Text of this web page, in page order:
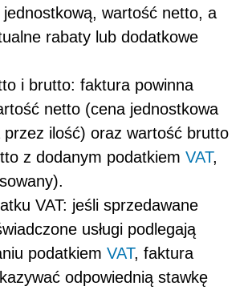
wartość netto, a
rabaty lub dodatkowe
i brutto: faktura powinna
netto (cena jednostkowa
przez ilość) oraz wartość brutto
z dodanym podatkiem VAT,
VAT: jeśli sprzedawane
usługi podlegają
podatkiem VAT, faktura
odpowiednią stawkę